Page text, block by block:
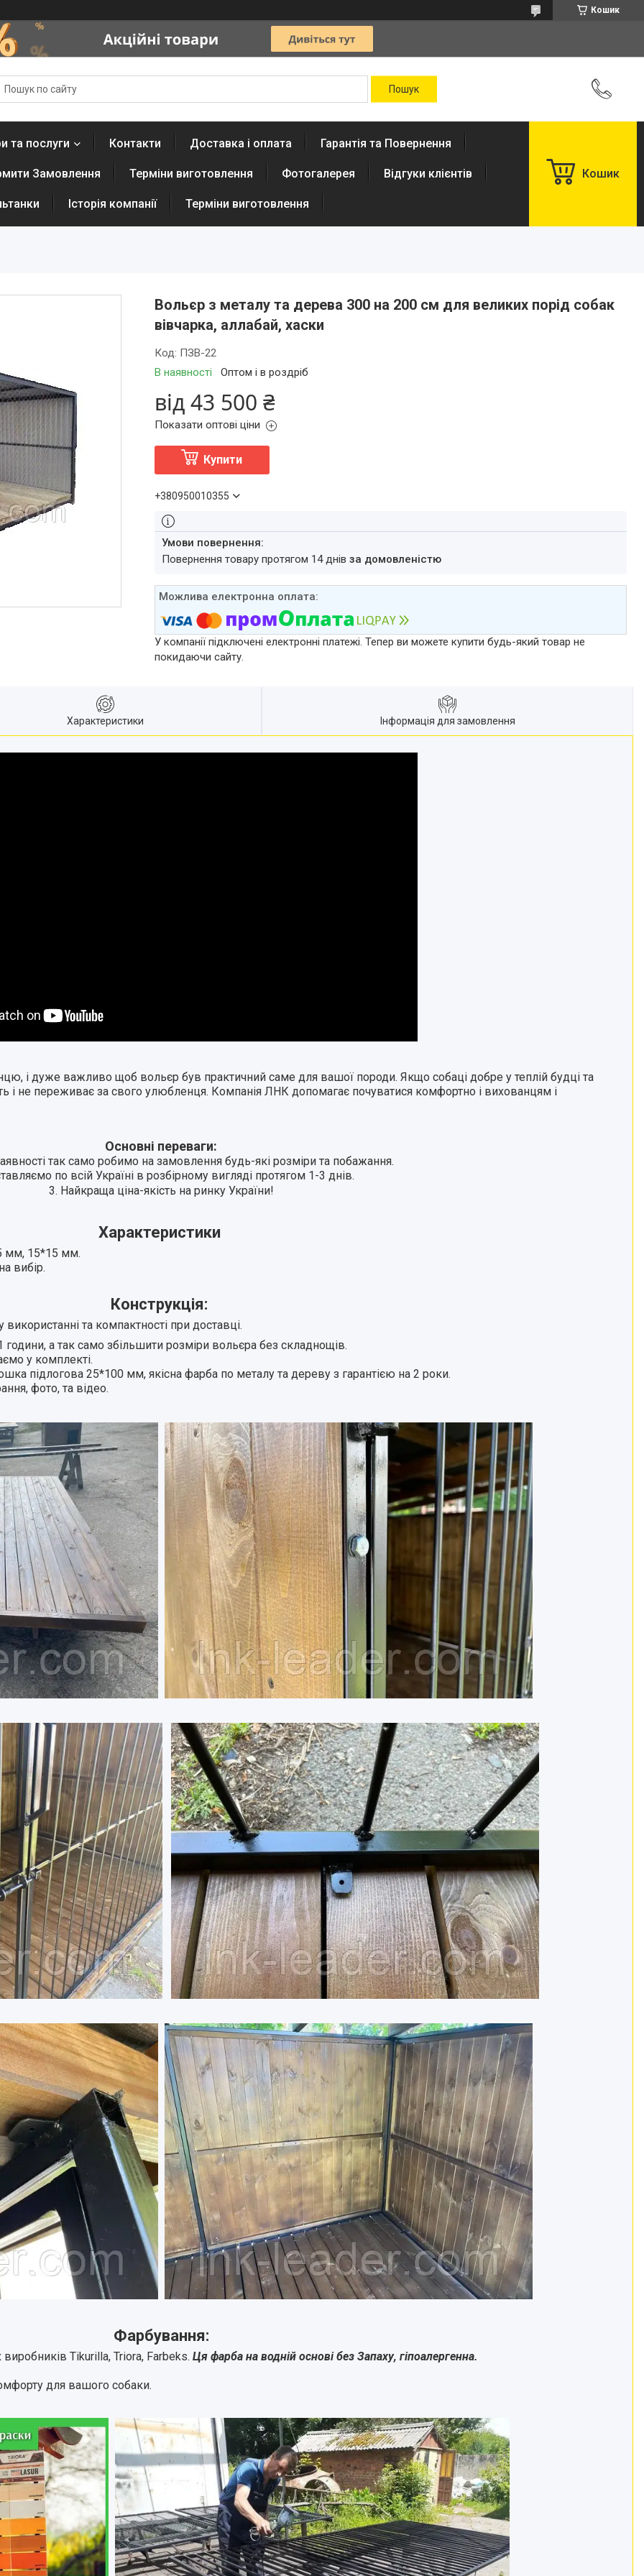
Кошик
та послуги Контакти Доставка і оплата Гарантія та Повернення
Замовлення Терміни виготовлення Фотогалерея Відгуки клієнтів
Історія компанії Терміни виготовлення
Кошик
Вольєр з металу та дерева 300 на 200 см для великих порід собак
вівчарка, аллабай, хаски
В наявності Оптом і в роздріб
Код: ПЗВ-22
від43 500 ₴
Показати оптові ціни
Купити
+380950010355
повернення товару протягом 14 днів за домовленістю
У компанії підключені електронні платежі. Тепер ви можете купити будь-який товар не
покидаючи сайту.
Характеристики Інформація для замовлення
і дуже важливо щоб вольєр був практичний саме для вашої породи. Якщо собаці добре у теплій будці та
і не переживає за свого улюбленця. Компанія ЛНК допомагає почуватися комфортно і вихованцям і
Основні переваги:
так само робимо на замовлення будь-які розміри та побажання.
по всій Україні в розбірному вигляді протягом 1-3 днів.
3. Найкраща ціна-якість на ринку України!
Характеристики
мм, 15*15 мм.
вибір.
Конструкція:
та компактності при доставці.
а так само збільшити розміри вольєра без складнощів.
у комплекті.
підлогова 25*100 мм, якісна фарба по металу та дереву з гарантією на 2 роки.
фото, та відео.
Фарбування:
Tikurilla, Triora, Farbeks. Ця фарба на водній основі без Запаху, гіпоалергенна.
для вашого собаки.